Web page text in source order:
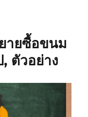
ายซื้อขนม
ตัวอย่าง